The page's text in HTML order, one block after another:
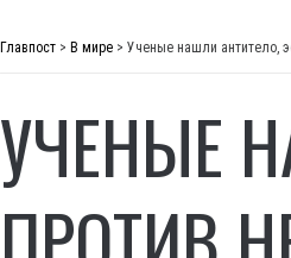
Главпост > В мире > Ученые нашли антитело,
УЧЕНЫЕ